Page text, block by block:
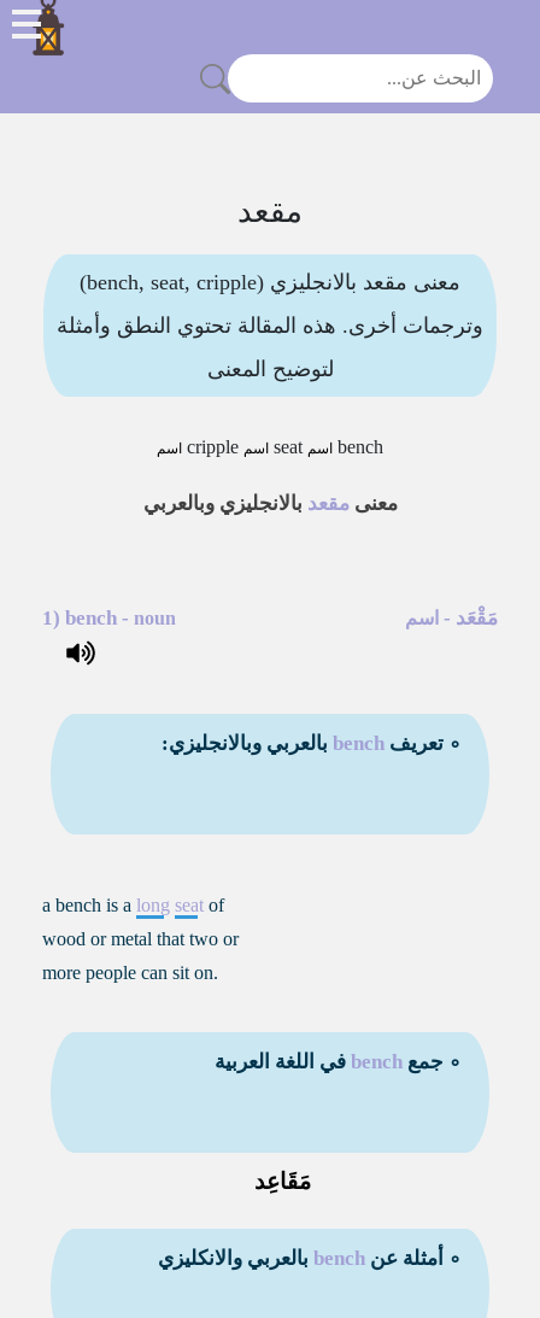
مقعد
معنى مقعد بالانجليزي (bench, seat, cripple)
وترجمات أخرى. هذه المقالة تحتوي النطق وأمثلة
لتوضيح المعنى
bench اسم seat اسم cripple اسم
معنىمقعد بالانجليزي وبالعربي
مَقْعَد - اسم 1) bench - noun
∘ تعريفbench بالعربي وبالانجليزي:
a bench is a long seat of
wood or metal that two or
more people can sit on.
∘ جمعbench في اللغة العربية
مَقَاعِد
∘ أمثلة عنbench بالعربي والانكليزي